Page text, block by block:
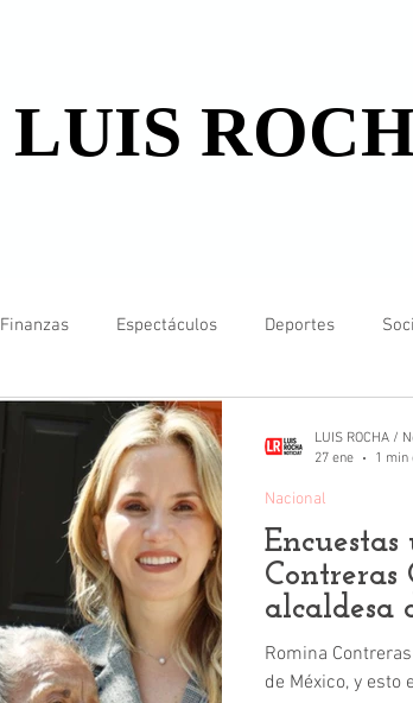
LUIS
Finanzas Espectáculos Deportes
Contreras
alcaldesa
Romina
de México, y
Nacional
LUIS ROCHA /
27 ene
1 min